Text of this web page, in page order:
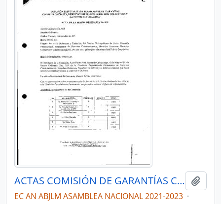
ACTAS COMISIÓN DE GARANTÍAS CONSTITUCIONALES, DERECHOS HUMANOS, DERECHOS COLECTIVOS Y LA INTERCULTURALIDAD 2021-2023
EC AN ABJLM ASAMBLEA NACIONAL 2021-2023 ·